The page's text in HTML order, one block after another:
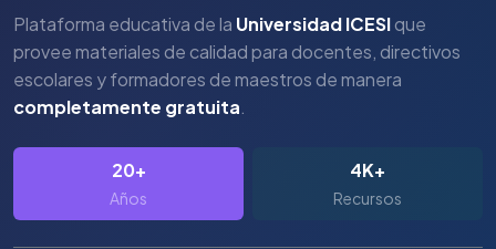
Plataforma educativa de la Universidad ICESIque
provee materiales de calidad para docentes, directivos
escolares y formadores de maestros de manera
completamente gratuita.
20+
Años
4K+
Recursos